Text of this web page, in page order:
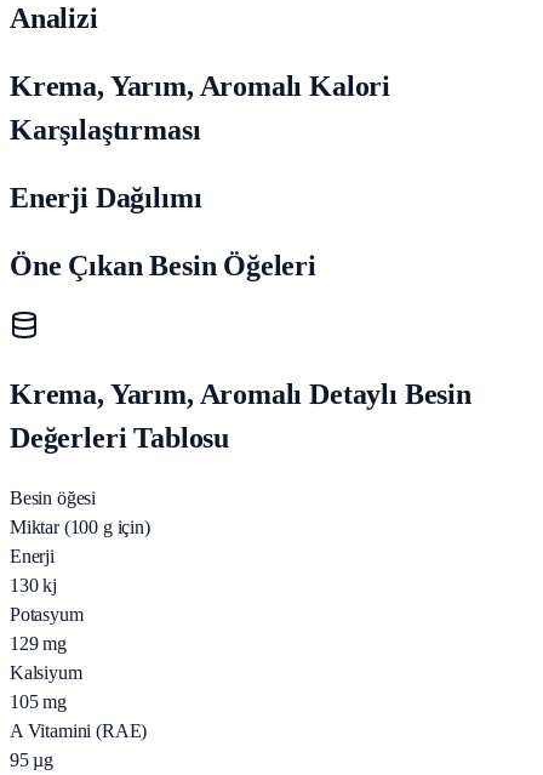
Analizi
Krema, Yarım, Aromalı Kalori
Karşılaştırması
Enerji Dağılımı
Öne Çıkan Besin Öğeleri
Krema, Yarım, Aromalı Detaylı Besin
Değerleri Tablosu
Besin öğesi
Miktar (100 g için)
Enerji
130 kj
Potasyum
129 mg
Kalsiyum
105 mg
A Vitamini (RAE)
95 µg